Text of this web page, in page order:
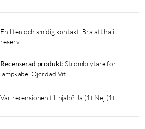
En liten och smidig kontakt. Bra att ha i
reserv
Recenserad produkt: Strömbrytare för
lampkabel Ojordad Vit
Var recensionen till hjälp? Ja (1) Nej (1)